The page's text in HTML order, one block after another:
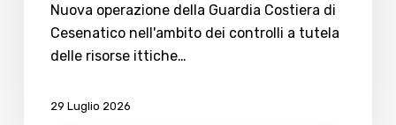
Nuova operazione della Guardia Costiera di
Cesenatico nell'ambito dei controlli a tutela
delle risorse ittiche…
29 Luglio 2026